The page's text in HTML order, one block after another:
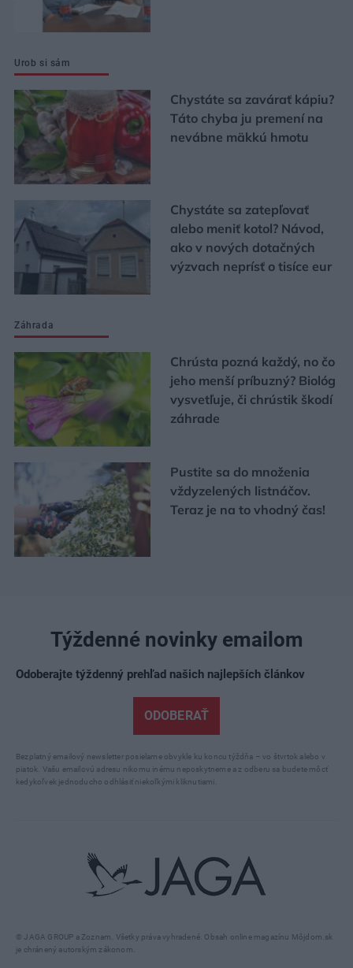
Urob si sám
Chystáte sa zavárať kápiu?
Táto chyba ju premení na
nevábne mäkkú hmotu
Chystáte sa zatepľovať
alebo meniť kotol? Návod,
ako v nových dotačných
výzvach neprísť o tisíce eur
Záhrada
Chrústa pozná každý, no čo
jeho menší príbuzný? Biológ
vysvetľuje, či chrústik škodí
záhrade
Pustite sa do množenia
vždyzelených listnáčov.
Teraz je na to vhodný čas!
© JAGA GROUP a Zoznam. Všetky práva vyhradené. Obsah online magazínu Môjdom.sk
je chránený autorským zákonom.
Týždenné novinky emailom
Odoberajte týždenný prehľad našich najlepších článkov
ODOBERAŤ
Bezplatný emailový newsletter posielame obvykle ku koncu týždňa – vo štvrtok alebo v
piatok. Vašu emailovú adresu nikomu inému neposkytneme a z odberu sa budete môcť
kedykoľvek jednoducho odhlásiť niekoľkými kliknutiami.